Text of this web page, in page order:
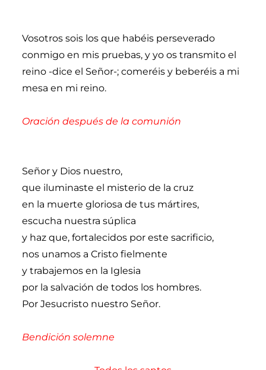
Vosotros sois los que habéis perseverado
conmigo en mis pruebas, y yo os transmito el
reino -dice el Señor-; comeréis y beberéis a mi
mesa en mi reino.
Oración después de la comunión
Señor y Dios nuestro,
que iluminaste el misterio de la cruz
en la muerte gloriosa de tus mártires,
escucha nuestra súplica
y haz que, fortalecidos por este sacrificio,
nos unamos a Cristo fielmente
y trabajemos en la Iglesia
por la salvación de todos los hombres.
Por Jesucristo nuestro Señor.
Bendición solemne